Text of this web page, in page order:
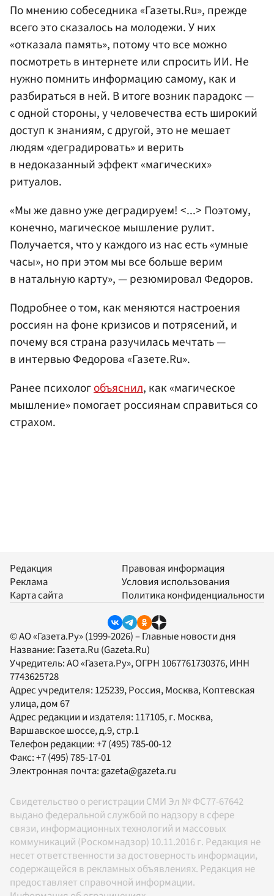
По мнению собеседника «Газеты.Ru», прежде
всего это сказалось на молодежи. У них
«отказала память», потому что все можно
посмотреть в интернете или спросить ИИ. Не
нужно помнить информацию самому, как и
разбираться в ней. В итоге возник парадокс —
с одной стороны, у человечества есть широкий
доступ к знаниям, с другой, это не мешает
людям «деградировать» и верить
в недоказанный эффект «магических»
ритуалов.
«Мы же давно уже деградируем! <...> Поэтому,
конечно, магическое мышление рулит.
Получается, что у каждого из нас есть «умные
часы», но при этом мы все больше верим
в натальную карту», — резюмировал Федоров.
Подробнее о том, как меняются настроения
россиян на фоне кризисов и потрясений, и
почему вся страна разучилась мечтать —
в интервью Федорова «Газете.Ru».
Ранее психологобъяснил, как «магическое
мышление» помогает россиянам справиться со
страхом.
Редакция
Реклама
Карта сайта
Правовая информация
Условия использования
Политика конфиденциальности
© АО «Газета.Ру» (1999-2026) – Главные новости дня
Название: Газета.Ru (Gazeta.Ru)
Учредитель:АО «Газета.Ру», ОГРН 1067761730376, ИНН
7743625728
Адрес учредителя: 125239, Россия, Москва, Коптевская
улица, дом 67
Адрес редакции и издателя: 117105, г. Москва,
Варшавское шоссе, д.9, стр.1
Телефон редакции:+7 (495) 785-00-12
Факс:+7 (495) 785-17-01
Электронная почта: gazeta@gazeta.ru
Свидетельство о регистрации СМИ Эл № ФС77-67642
выдано федеральной службой по надзору в сфере
связи, информационных технологий и массовых
коммуникаций (Роскомнадзор) 10.11.2016 г. Редакция не
несет ответственности за достоверность информации,
содержащейся в рекламных объявлениях. Редакция не
предоставляет справочной информации.